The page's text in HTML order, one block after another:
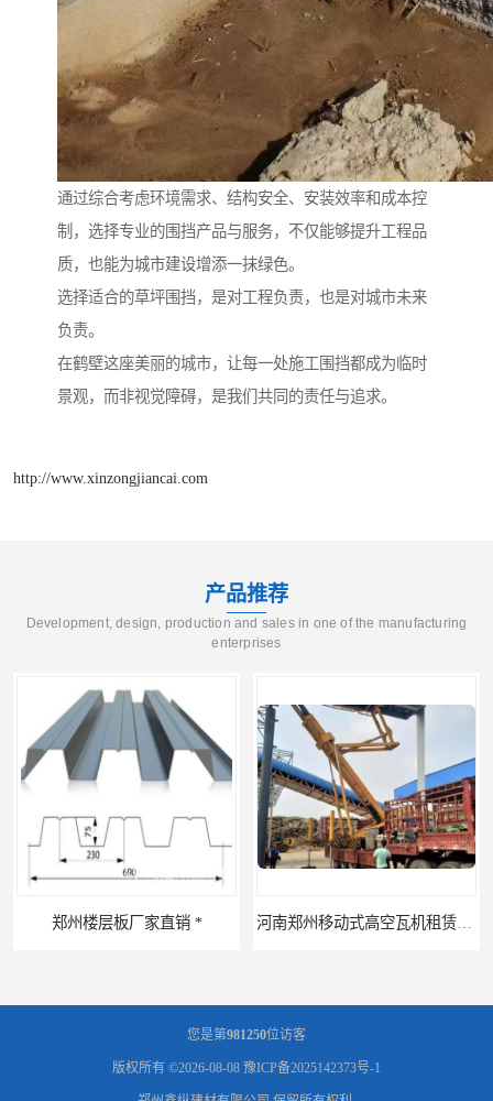
通过综合考虑环境需求、结构安全、安装效率和成本控
制，选择专业的围挡产品与服务，不仅能够提升工程品
质，也能为城市建设增添一抹绿色。
选择适合的草坪围挡，是对工程负责，也是对城市未来
负责。
在鹤壁这座美丽的城市，让每一处施工围挡都成为临时
景观，而非视觉障碍，是我们共同的责任与追求。
http://www.xinzongjiancai.com
产品推荐
Development, design, production and sales in one of the manufacturing
enterprises
郑州楼层板厂家直销 * 河南郑州移动式高空瓦机租赁公司 提高施工效率
您是第981250位访客
版权所有 ©2026-08-08 豫ICP备2025142373号-1